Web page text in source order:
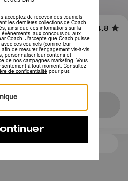
1/3
Mixte 4.8
€ à 0 % d'intérêt avec